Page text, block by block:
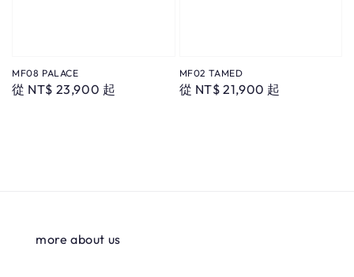
MF08 PALACE
Regular
從 NT$ 23,900 起
MF02 TAMED
Regular
從 NT$ 21,900 起
more about us